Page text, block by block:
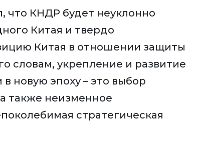
что КНДР будет неуклонно
Китая и твердо
Китая в отношении защиты
словам, укрепление и развитие
новую эпоху – это выбор
также неизменное
стратегическая